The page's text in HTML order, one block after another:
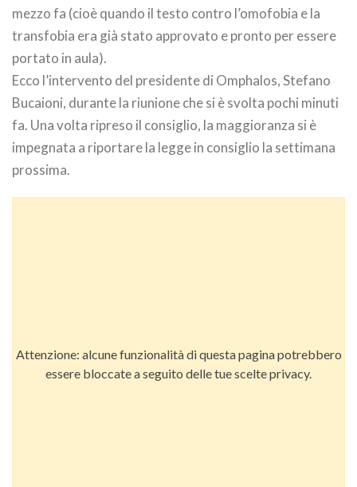
mezzo fa (cioè quando il testo contro l’omofobia e la
transfobia era già stato approvato e pronto per essere
portato in aula).
Ecco l’intervento del presidente di Omphalos, Stefano
Bucaioni, durante la riunione che si è svolta pochi minuti
fa. Una volta ripreso il consiglio, la maggioranza si è
impegnata a riportare la legge in consiglio la settimana
prossima.
Attenzione: alcune funzionalità di questa pagina potrebbero
essere bloccate a seguito delle tue scelte privacy.